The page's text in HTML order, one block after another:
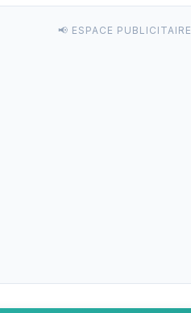
📢 ESPACE PUBLICITAIRE